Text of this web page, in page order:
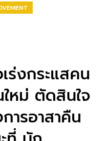
ร่งกระแสคน
หม่ ตัดสินใจ
ารอาสาคืน